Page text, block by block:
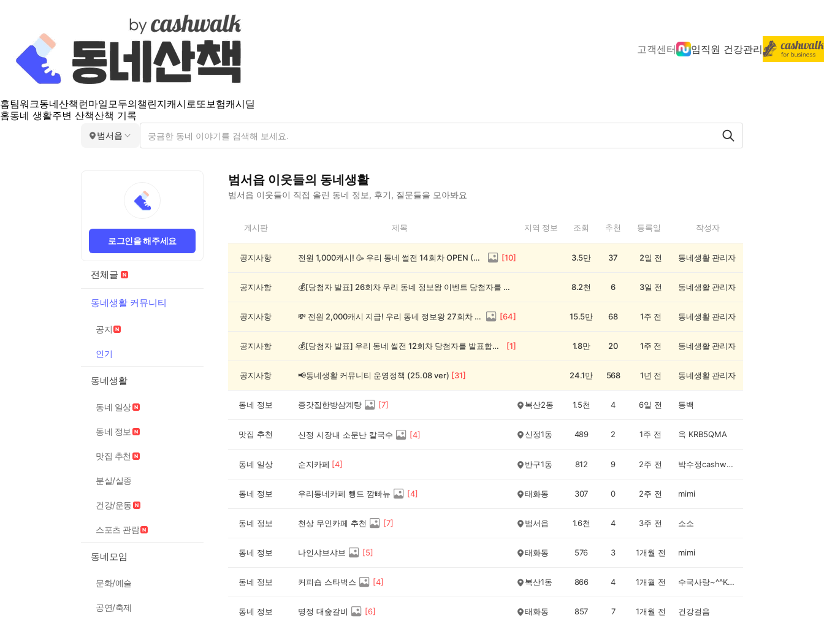
고객센터 임직원 건강관리
홈팀워크동네산책 런마일모두의챌린지캐시로또보험캐시딜
홈동네 생활주변 산책산책 기록
범서읍
로그인을 해주세요
전체글
동네생활 커뮤니티
공지
인기
동네생활
동네 일상
동네 정보
맛집 추천
분실/실종
건강/운동
스포츠 관람
동네모임
문화/예술
공연/축제
범서읍 이웃들의 동네생활
범서읍 이웃들이 직접 올린 동네 정보, 후기, 질문들을 모아봐요
읍
게시판 제목 지역 정보 조회 추천 등록일 작성자
공지사항 전원 1,000캐시! 🥳 우리 동네 썰전 14회차 OPEN (~8/17) [10] 3.5만 37 2일 전 동네생활 관리자
공지사항 💰[당첨자 발표] 26회차 우리 동네 정보왕 이벤트 당첨자를 발표합니다! 8.2천 6 3일 전 동네생활 관리자
공지사항 💸 전원 2,000캐시 지급! 우리 동네 정보왕 27회차 (~8/10) [64] 15.5만 68 1주 전 동네생활 관리자
공지사항 💰[당첨자 발표] 우리 동네 썰전 12회차 당첨자를 발표합니다! [1] 1.8만 20 1주 전 동네생활 관리자
공지사항 📢동네생활 커뮤니티 운영정책 (25.08 ver) [31] 24.1만 568 1년 전 동네생활 관리자
동네 정보 종갓집한방삼계탕 [7] 복산2동 1.5천 4 6일 전 동백
맛집 추천 신정 시장내 소문난 칼국수 [4] 신정1동 489 2 1주 전 옥 KRB5QMA
동네 일상 순지카페 [4] 반구1동 812 9 2주 전 박수정cashwalker
동네 정보 우리동네카페 뺑드 깜빠뉴 [4] 태화동 307 0 2주 전 mimi
동네 정보 천상 무인카페 추천 [7] 범서읍 1.6천 4 3주 전 소소
동네 정보 나인샤브샤브 [5] 태화동 576 3 1개월 전 mimi
동네 정보 커피숍 스타벅스 [4] 복산1동 866 4 1개월 전 수국사랑~^^KRJ846M
동네 정보 명정 대숲갈비 [6] 태화동 857 7 1개월 전 건강걸음